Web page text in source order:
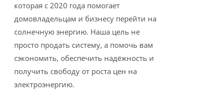
которая с 2020 года помогает
домовладельцам и бизнесу перейти на
солнечную энергию. Наша цель не
просто продать систему, а помочь вам
сэкономить, обеспечить надёжность и
получить свободу от роста цен на
электроэнергию.